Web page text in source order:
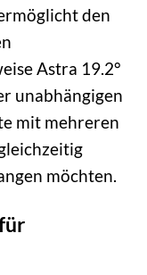
den
Astra 19.2°
unabhängigen
mit mehreren
möchten.